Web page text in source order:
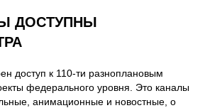
ДОСТУПНЫ
доступ к 110-ти разноплановым
федерального уровня. Это каналы
анимационные и новостные, о